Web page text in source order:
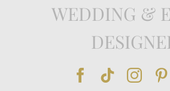
WEDDING &